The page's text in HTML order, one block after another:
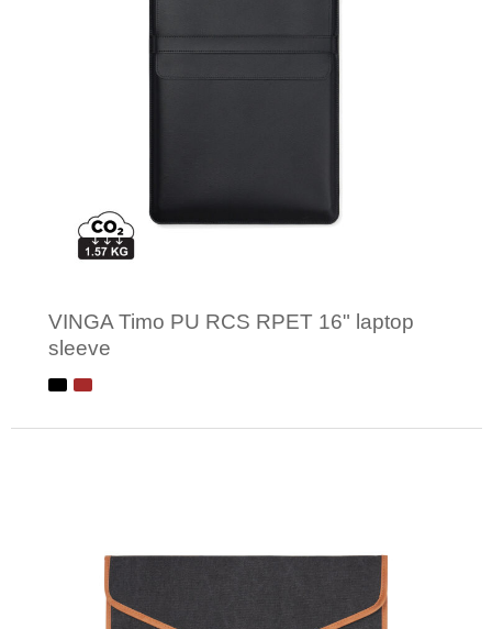
VINGA Timo PU RCS RPET 16" laptop
sleeve